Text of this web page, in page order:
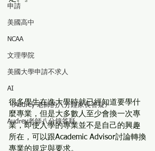
申請
美國高中
NCAA
文理學院
美國大學申請不求人
AI
《Audrey 老師的八分鐘家長答疑》
Audrey老師八分鐘答疑
很多學生在進大學時就已經知道要學什
麼專業，但是大多數人至少會換一次專
業，即使入學的專業並不是自己的興趣
所在，可以跟Academic Advisor討論轉換
專業的規定與要求。